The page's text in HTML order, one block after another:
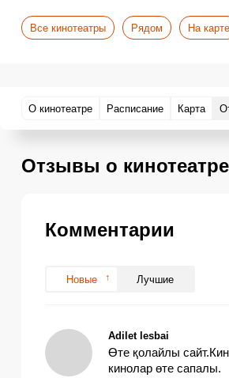
Все кинотеатры Рядом На карте
О кинотеатре Расписание Карта
Отзывы о
Комментарии
Новые Лучшие
Adilet lesbai
Өте қолайлы
кинолар өте сапалы.